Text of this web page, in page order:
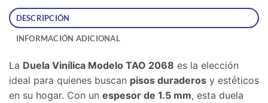
DESCRIPCIÓN
INFORMACIÓN ADICIONAL
La Duela Vinílica Modelo TAO 2068 es la elección
ideal para quienes buscan pisos duraderos y estéticos
en su hogar. Con un espesor de 1.5 mm, esta duela